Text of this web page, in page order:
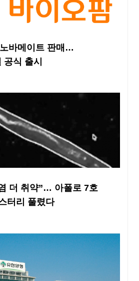
목받는 기업 중 하나다. 라비오는
전문 전시회 ‘인코스메틱 코리아
이노베이티브 원료
바메이트 판매…
식 출시
더 취약”… 아폴로 7호
터리 풀렸다